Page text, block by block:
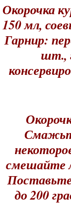
Окорочка
150 мл,
Гарнир:
шт.,
смешайте
до 200